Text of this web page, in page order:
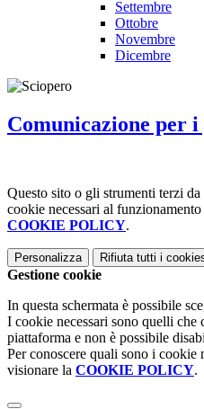
Settembre
Ottobre
Novembre
Dicembre
Comunicazione per
Questo sito o gli strumenti terzi
cookie necessari al
COOKIE POLICY.
Personalizza Rifiuta tutti i
Gestione cookie
In questa schermata è possibile
I cookie necessari sono quelli
piattaforma e non è possibile
Per conoscere quali sono i cookie
visionare la COOKIE POLICY.